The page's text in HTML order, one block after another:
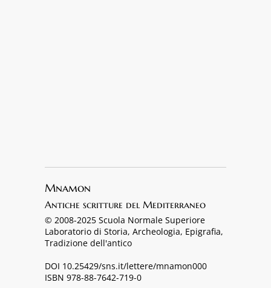
Mnamon
Antiche scritture del Mediterraneo
© 2008-2025 Scuola Normale Superiore
Laboratorio di Storia, Archeologia, Epigrafia,
Tradizione dell'antico
DOI 10.25429/sns.it/lettere/mnamon000
ISBN 978-88-7642-719-0